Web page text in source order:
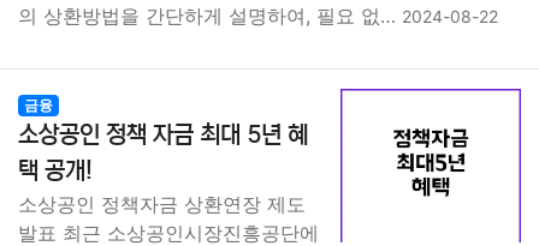
요리 상품리뷰 원예 금융 게임 스포츠 사진
대출 IT 컴퓨터 기술
종교 사회 경제 마케팅
부동산 외국어 교육 교통 생활
의 상환방법을 간단하게 설명하여, 필요 없… 2024-08-22
금융
소상공인 정책 자금 최대 5년 혜
택 공개!
소상공인 정책자금 상환연장 제도
발표 최근 소상공인시장진흥공단에